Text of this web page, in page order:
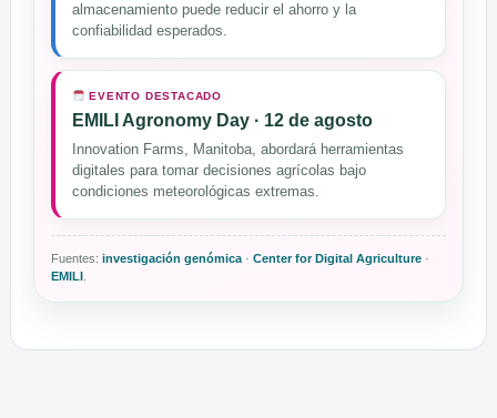
almacenamiento puede reducir el ahorro y la
confiabilidad esperados.
EVENTO DESTACADO
EMILI Agronomy Day · 12 de agosto
Innovation Farms, Manitoba, abordará herramientas
digitales para tomar decisiones agrícolas bajo
condiciones meteorológicas extremas.
Fuentes: investigación genómica · Center for Digital Agriculture ·
EMILI